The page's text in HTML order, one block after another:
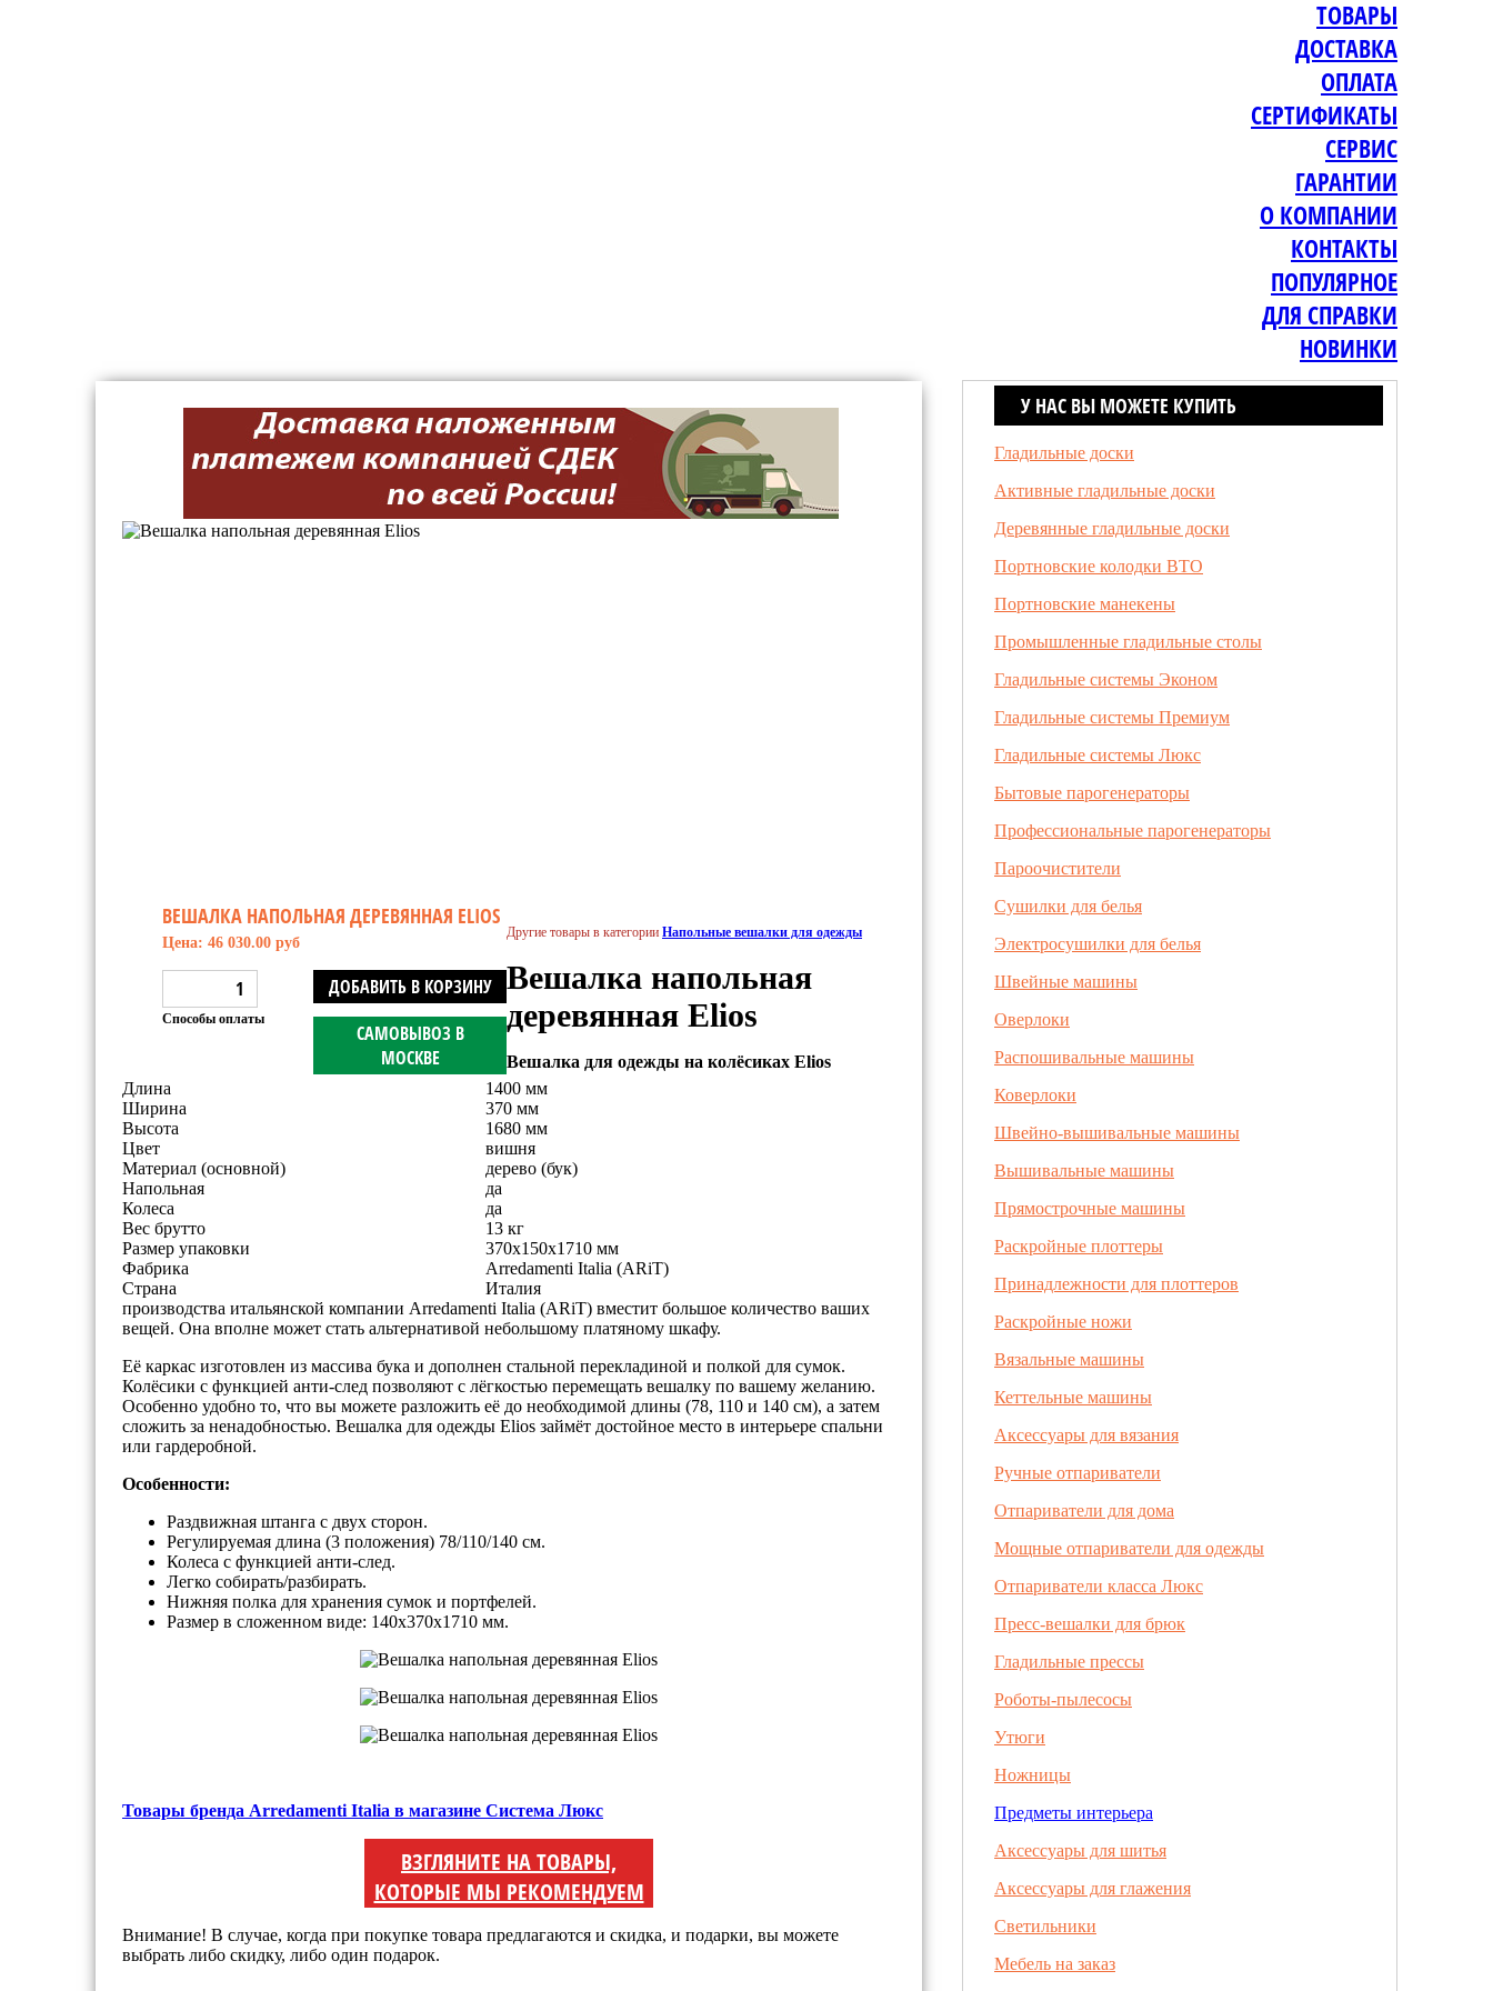
ТОВАРЫ
ДОСТАВКА
ОПЛАТА
СЕРТИФИКАТЫ
СЕРВИС
ГАРАНТИИ
О КОМПАНИИ
КОНТАКТЫ
ПОПУЛЯРНОЕ
ДЛЯ СПРАВКИ
НОВИНКИ
ВЕШАЛКА НАПОЛЬНАЯ ДЕРЕВЯННАЯ ELIOS
Цена: 46 030.00 руб
ДОБАВИТЬ В КОРЗИНУ
САМОВЫВОЗ В
МОСКВЕ
Способы оплаты
Длина
1400 мм
Ширина
370 мм
Высота
1680 мм
Цвет
вишня
Материал (основной)
дерево (бук)
Напольная
да
Колеса
да
Вес брутто
13 кг
Размер упаковки
370х150х1710 мм
Фабрика
Arredamenti Italia (ARiT)
Страна
Италия
Другие товары в категории Напольные вешалки для одежды
Вешалка напольная
деревянная Elios
Вешалка для одежды на колёсиках Elios
производства итальянской компании Arredamenti Italia (ARiT) вместит большое количество ваших
вещей. Она вполне может стать альтернативой небольшому платяному шкафу.
Её каркас изготовлен из массива бука и дополнен стальной перекладиной и полкой для сумок.
Колёсики с функцией анти-след позволяют с лёгкостью перемещать вешалку по вашему желанию.
Особенно удобно то, что вы можете разложить её до необходимой длины (78, 110 и 140 см), а затем
сложить за ненадобностью. Вешалка для одежды Elios займёт достойное место в интерьере спальни
или гардеробной.
Особенности:
Раздвижная штанга с двух сторон.
Регулируемая длина (3 положения) 78/110/140 см.
Колеса с функцией анти-след.
Легко собирать/разбирать.
Нижняя полка для хранения сумок и портфелей.
Размер в сложенном виде: 140х370х1710 мм.
Товары бренда Arredamenti Italia в магазине Система Люкс
ВЗГЛЯНИТЕ НА ТОВАРЫ,
КОТОРЫЕ МЫ РЕКОМЕНДУЕМ
Внимание! В случае, когда при покупке товара предлагаются и скидка, и подарки, вы можете
выбрать либо скидку, либо один подарок.
У НАС ВЫ МОЖЕТЕ КУПИТЬ
Гладильные доски
Активные гладильные доски
Деревянные гладильные доски
Портновские колодки ВТО
Портновские манекены
Промышленные гладильные столы
Гладильные системы Эконом
Гладильные системы Премиум
Гладильные системы Люкс
Бытовые парогенераторы
Профессиональные парогенераторы
Пароочистители
Сушилки для белья
Электросушилки для белья
Швейные машины
Оверлоки
Распошивальные машины
Коверлоки
Швейно-вышивальные машины
Вышивальные машины
Прямострочные машины
Раскройные плоттеры
Принадлежности для плоттеров
Раскройные ножи
Вязальные машины
Кеттельные машины
Аксессуары для вязания
Ручные отпариватели
Отпариватели для дома
Мощные отпариватели для одежды
Отпариватели класса Люкс
Пресс-вешалки для брюк
Гладильные прессы
Роботы-пылесосы
Утюги
Ножницы
Предметы интерьера
Аксессуары для шитья
Аксессуары для глажения
Светильники
Мебель на заказ